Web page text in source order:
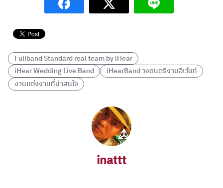
Fullband Standard real team by iHear
iHear Wedding Live Band
iHearBand วงดนตรีงานอีเว้นท์
งานแต่งงานที่น่าสนใจ
inattt